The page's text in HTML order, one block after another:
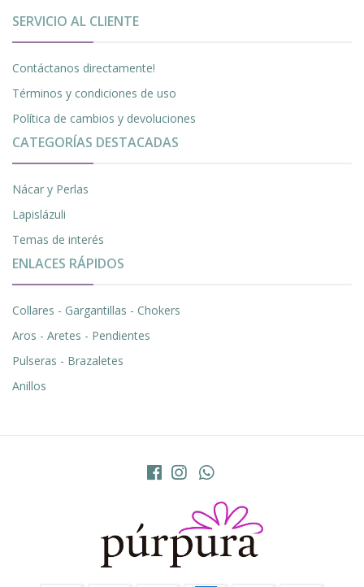
SERVICIO AL CLIENTE
Contáctanos directamente!
Términos y condiciones de uso
Política de cambios y devoluciones
CATEGORÍAS DESTACADAS
Nácar y Perlas
Lapislázuli
Temas de interés
ENLACES RÁPIDOS
Collares - Gargantillas - Chokers
Aros - Aretes - Pendientes
Pulseras - Brazaletes
Anillos